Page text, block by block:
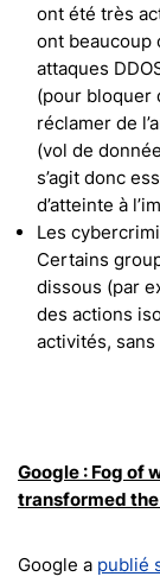
ont été très
ont beaucoup
attaques
(pour bloquer
réclamer de
(vol de
s’agit donc
d’atteinte à
Les
Certains
dissous (par
des actions
activités,
Google : Fog of
transformed
Google a publié